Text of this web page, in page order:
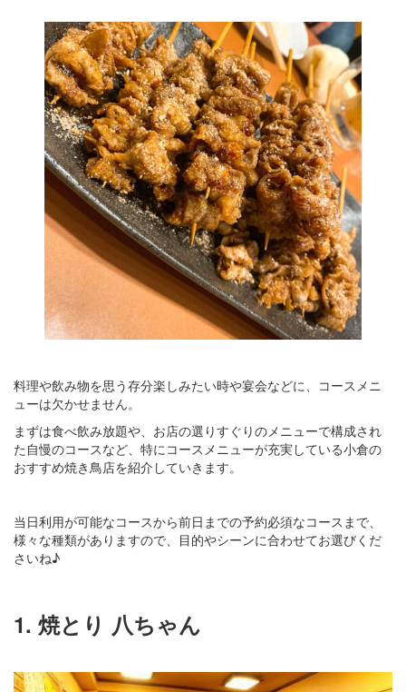
料理や飲み物を思う存分楽しみたい時や宴会などに、コースメニ
ューは欠かせません。
まずは食べ飲み放題や、お店の選りすぐりのメニューで構成され
た自慢のコースなど、特にコースメニューが充実している小倉の
おすすめ焼き鳥店を紹介していきます。
当日利用が可能なコースから前日までの予約必須なコースまで、
様々な種類がありますので、目的やシーンに合わせてお選びくだ
さいね♪
1. 焼とり 八ちゃん